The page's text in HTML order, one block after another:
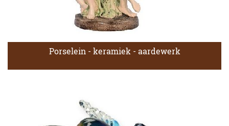
Porselein - keramiek - aardewerk